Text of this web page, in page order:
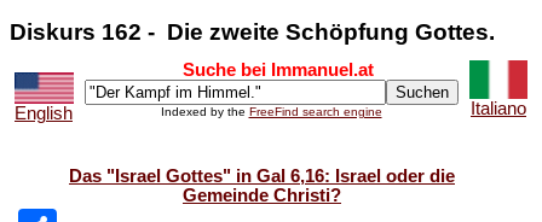
Diskurs 162 - Die zweite Schöpfung Gottes.
English
Suche bei Immanuel.at
Indexed by the FreeFind search engine Italiano
Das "Israel Gottes" in Gal 6,16: Israel oder die
Gemeinde Christi?